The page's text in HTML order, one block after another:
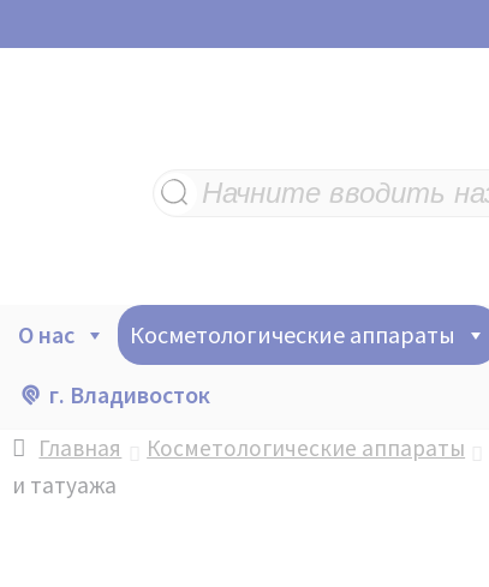
Поиск
товаров
О нас Косметологические аппараты
г. Владивосток
Главная Косметологические аппараты
и татуажа